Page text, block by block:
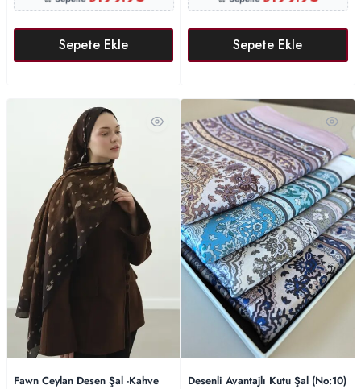
Sepete Ekle Sepete Ekle
Fawn Ceylan Desen Şal -Kahve Desenli Avantajlı Kutu Şal (No:10)